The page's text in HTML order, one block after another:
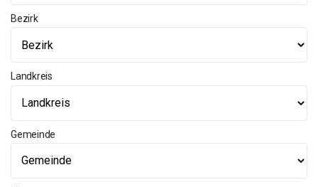
Bezirk
Landkreis
Gemeinde